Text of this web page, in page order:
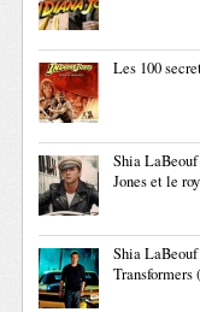
Les 100
Shia
Jones et le
Shia
Transformers